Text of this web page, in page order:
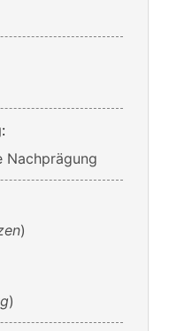
Nachprägung
)
)